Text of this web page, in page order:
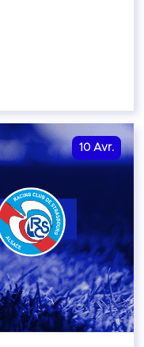
10 Avr.